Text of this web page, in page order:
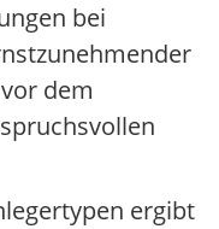
bei
dem
ergibt